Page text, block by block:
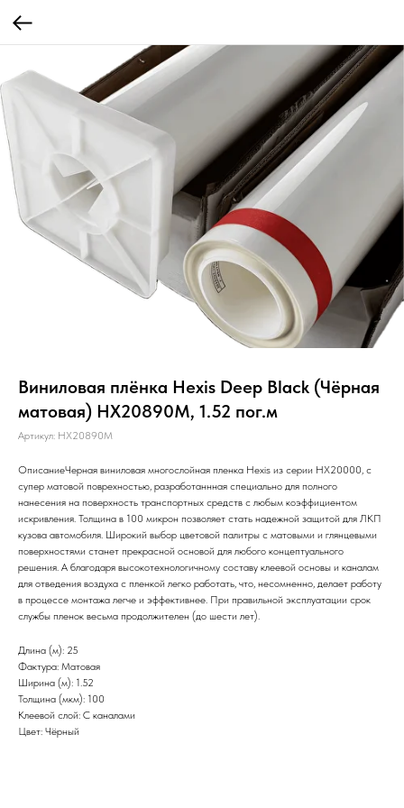
Виниловая плёнка Hexis Deep Black (Чёрная
матовая) HX20890M, 1.52 пог.м
Артикул: HX20890M
ОписаниеЧерная виниловая многослойная пленка Hexis из серии НХ20000, с
супер матовой поврехностью, разработаннная специально для полного
нанесения на поверхность транспортных средств с любым коэффициентом
искривления. Толщина в 100 микрон позволяет стать надежной защитой для ЛКП
кузова автомобиля. Широкий выбор цветовой палитры с матовыми и глянцевыми
поверхностями станет прекрасной основой для любого концептуального
решения. А благодаря высокотехнологичному составу клеевой основы и каналам
для отведения воздуха с пленкой легко работать, что, несомненно, делает работу
в процессе монтажа легче и эффективнее. При правильной эксплуатации срок
службы пленок весьма продолжителен (до шести лет).
Длина (м): 25
Фактура: Матовая
Ширина (м): 1.52
Толщина (мкм): 100
Клеевой слой: С каналами
Цвет: Чёрный